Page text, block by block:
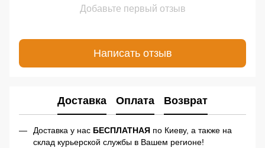
Добавьте первый отзыв
Написать отзыв
Доставка Оплата Возврат
Доставка у нас БЕСПЛАТНАЯ по Киеву, а также на
склад курьерской службы в Вашем регионе!